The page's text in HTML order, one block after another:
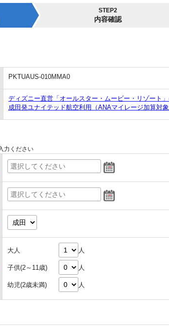
STEP2
内容確認
PKTUAUS-010MMA0
ディズニー直営「オールスター・ムービー・リゾー
成田発ユナイテッド航空利用（ANAマイレージ加算対象
力ください
大人 人
子供(2～11歳) 人
幼児(2歳未満) 人